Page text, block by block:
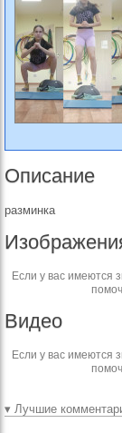
Описание
разминка
Если у вас имеются
Видео
Если у вас имеются
▾ Лучшие